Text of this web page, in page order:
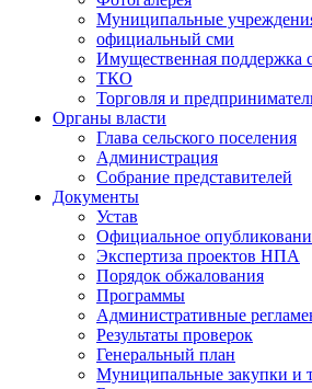
Муниципальные
официальный сми
Имущественная поддержка
ТКО
Торговля и
Органы власти
Глава сельского поселения
Администрация
Собрание представителей
Документы
Устав
Официальное
Экспертиза проектов НПА
Порядок обжалования
Программы
Административные
Результаты проверок
Генеральный план
Муниципальные закупки и